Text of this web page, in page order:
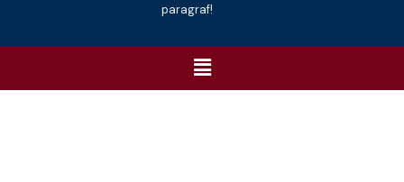
paragraf!
Menu